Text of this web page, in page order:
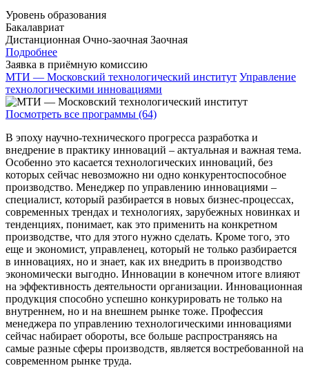
Уровень образования
Бакалавриат
Дистанционная Очно-заочная Заочная
Подробнее
Заявка в приёмную комиссию
МТИ — Московский технологический институт Управление
технологическими инновациями
Посмотреть все программы (64)
В эпоху научно-технического прогресса разработка и
внедрение в практику инноваций – актуальная и важная тема.
Особенно это касается технологических инноваций, без
которых сейчас невозможно ни одно конкурентоспособное
производство. Менеджер по управлению инновациями –
специалист, который разбирается в новых бизнес-процессах,
современных трендах и технологиях, зарубежных новинках и
тенденциях, понимает, как это применить на конкретном
производстве, что для этого нужно сделать. Кроме того, это
еще и экономист, управленец, который не только разбирается
в инновациях, но и знает, как их внедрить в производство
экономически выгодно. Инновации в конечном итоге влияют
на эффективность деятельности организации. Инновационная
продукция способно успешно конкурировать не только на
внутреннем, но и на внешнем рынке тоже. Профессия
менеджера по управлению технологическими инновациями
сейчас набирает обороты, все больше распространяясь на
самые разные сферы производств, является востребованной на
современном рынке труда.